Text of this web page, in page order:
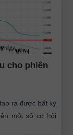
cho phiên
ra được bất kỳ
một số cơ hội